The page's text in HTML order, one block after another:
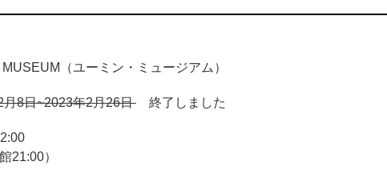
（ユーミン・ミュージアム）
月8日~2023年2月26日 終了しました
21:00）